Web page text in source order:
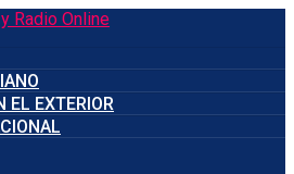
EL EXTERIOR